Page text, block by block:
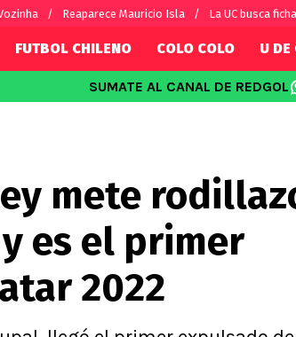
Reaparece Mauricio Isla La UC busca
por el mundo
Fútbol Argentino
Fútbol Brasileño
FUTBOL CHILENO COLO COLO U DE
SUMATE AL CANAL DE REDGOL
mete
es el primer
2022